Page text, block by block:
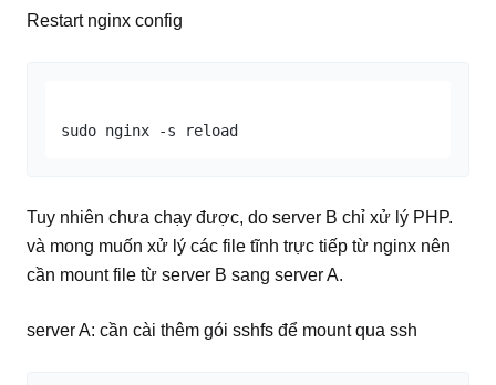
Restart nginx config
Tuy nhiên chưa chạy được, do server B chỉ xử lý PHP.
và mong muốn xử lý các file tĩnh trực tiếp từ nginx nên
cần mount file từ server B sang server A.
server A: cần cài thêm gói sshfs để mount qua ssh